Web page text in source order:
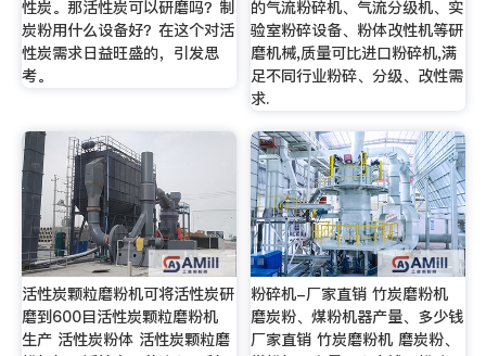
性炭。那活性炭可以研磨吗？制
炭粉用什么设备好？在这个对活
性炭需求日益旺盛的，引发思
考。
的气流粉碎机、气流分级机、实
验室粉碎设备、粉体改性机等研
磨机械,质量可比进口粉碎机,满
足不同行业粉碎、分级、改性需
求.
活性炭颗粒磨粉机可将活性炭研
磨到600目活性炭颗粒磨粉机
生产 活性炭粉体 活性炭颗粒磨
粉碎机-厂家直销 竹炭磨粉机
磨炭粉、煤粉机器产量、多少钱
厂家直销 竹炭磨粉机 磨炭粉、